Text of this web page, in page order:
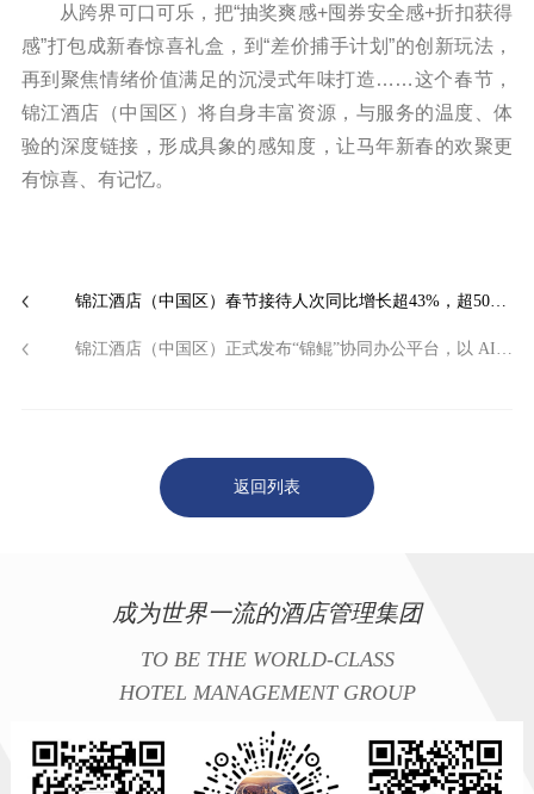
从跨界可口可乐，把“抽奖爽感+囤券安全感+折扣获得
感”打包成新春惊喜礼盒，到“差价捕手计划”的创新玩法，
再到聚焦情绪价值满足的沉浸式年味打造……这个春节，
锦江酒店（中国区）将自身丰富资源，与服务的温度、体
验的深度链接，形成具象的感知度，让马年新春的欢聚更
有惊喜、有记忆。
锦江酒店（中国区）春节接待人次同比增长超43%，超5000家酒店连续满房
返回列表
成为世界一流的酒店管理集团
TO BE THE WORLD-CLASS
HOTEL MANAGEMENT GROUP